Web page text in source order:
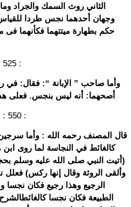
الثاني روث السمك والجراد
وجهان أحدهما نجس طردا للقياس
حكم بطهارة ميتتهما فكأنهما
525 :
وأما صاحب ” الإبانة “: فقال:
أصحهما: أنه ليس بنجس. فعلى
: 550 :
قال المصنف رحمه الله : وأما سرجين
كالغائط في النجاسة لما روى
(أتيت النبي صلى الله عليه وسلم
وألقى الروثة وقال إنها ركس)
الرجيع وهذا رجيع فكان نجسا
الطبيعة فكان نجسا